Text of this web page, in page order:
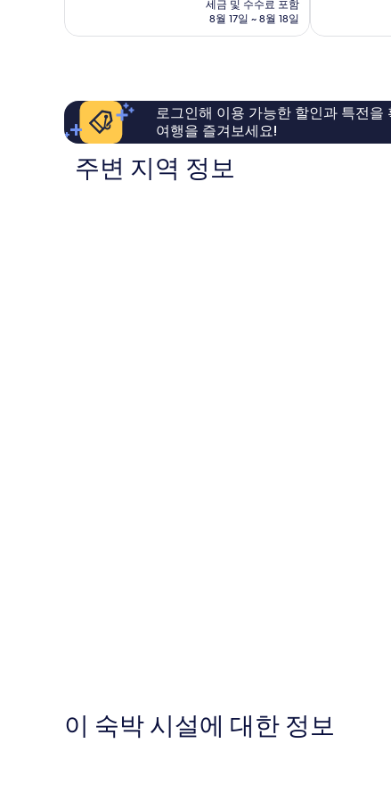
이
2
금
₩151,785
세금 및 수수료 포함
8월 17일 ~ 8월 18일
매
요,
이
로그인해 이용 가능한 할인과 특전
여행을 즐겨보세요!
주변 지역 정보
이 숙박 시설에 대한 정보